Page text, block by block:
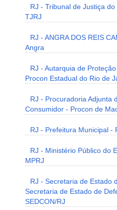
RJ - Tribunal de Justiça
TJRJ
RJ - ANGRA DOS REIS
Angra
RJ - Autarquia de
Procon Estadual do Rio de
RJ - Procuradoria Adjunta
Consumidor - Procon de
RJ - Prefeitura Municipal -
RJ - Ministério Público do
MPRJ
RJ - Secretaria de Estado
Secretaria de Estado de
SEDCON/RJ